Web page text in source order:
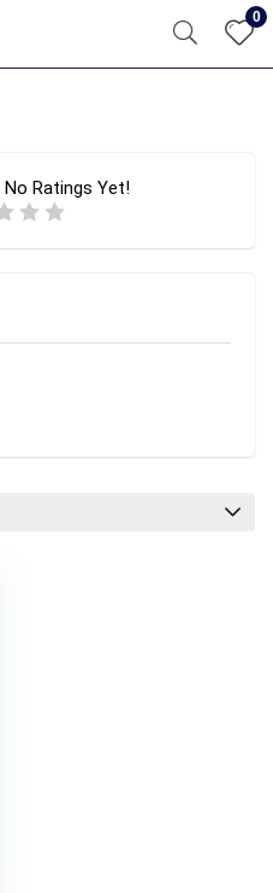
0
No Ratings Yet!